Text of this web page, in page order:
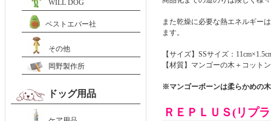
また乾燥に必要な熱エネルギー
ます。
【サイズ】SSサイズ：
【材質】マンゴーの木＋コット
※マンゴーボーンは柔らかめの
ＲＥＰＬＵＳ(リプ
WILL DOG
ベストエバー社
その他
岡野製作所
ドッグ用品